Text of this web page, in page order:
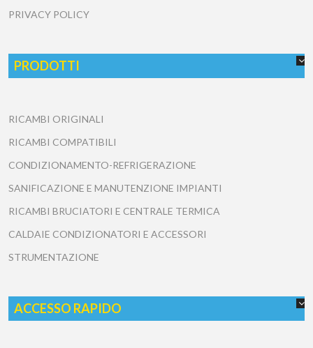
PRIVACY POLICY
PRODOTTI
RICAMBI ORIGINALI
RICAMBI COMPATIBILI
CONDIZIONAMENTO-REFRIGERAZIONE
SANIFICAZIONE E MANUTENZIONE IMPIANTI
RICAMBI BRUCIATORI E CENTRALE TERMICA
CALDAIE CONDIZIONATORI E ACCESSORI
STRUMENTAZIONE
ACCESSO RAPIDO